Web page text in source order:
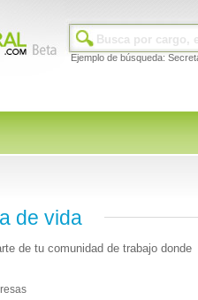
Ejemplo de búsqueda:
de vida
de tu comunidad de trabajo donde